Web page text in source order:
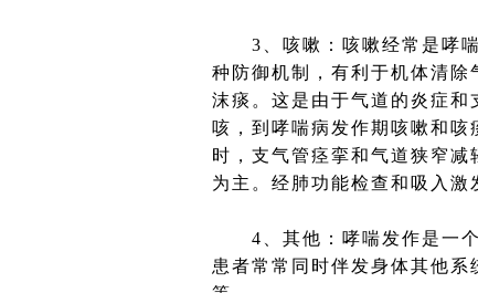
3、咳嗽：咳嗽经常是哮喘
种防御机制，有利于机体清
沫痰。这是由于气道的炎症
咳，到哮喘病发作期咳嗽和
时，支气管痉挛和气道狭窄
为主。经肺功能检查和吸入激
4、其他：哮喘发作是一个
患者常常同时伴发身体其他